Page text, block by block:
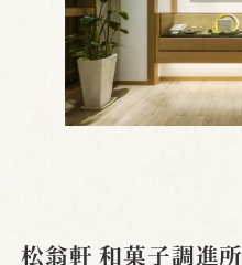
松翁軒 和菓子調進所